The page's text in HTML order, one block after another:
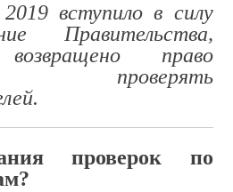
вступило в силу
Правительства,
право
проверять
проверок по